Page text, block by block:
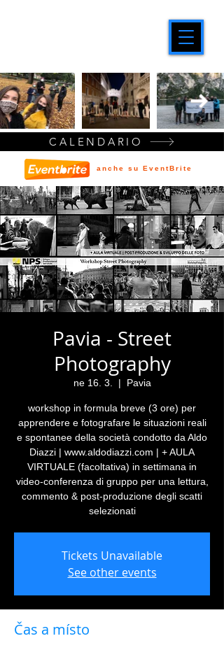
Pavia - Street
Photography
ne 16. 3.
  |
Pavia
workshop in formula breve (3 ore) per
apprendere e fotografare le situazioni reali
e spontanee della società condotto da Aldo
Diazzi | www.aldodiazzi.com | + AULA
VIRTUALE (facoltativa) in settimana in
video-conferenza di gruppo per una lettura,
commento & post-produzione degli scatti
selezionati
Tickets Unavailable
See other events
Čas a místo
CALENDARIO
anche su EventBrite